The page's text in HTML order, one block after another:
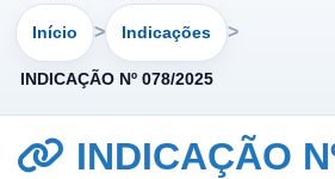
Início Indicações
INDICAÇÃO Nº 078/2025
INDICAÇÃO